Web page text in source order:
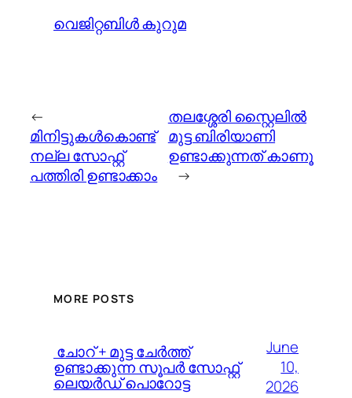
വെജിറ്റബിള്‍ കുറുമ
←
മിനിട്ടുകള്‍കൊണ്ട്
നല്ല സോഫ്റ്റ്‌
പത്തിരി ഉണ്ടാക്കാം
തലശ്ശേരി സ്റ്റൈലില്‍
മുട്ട ബിരിയാണി
ഉണ്ടാക്കുന്നത്‌ കാണൂ
→
MORE POSTS
️ ചോറ് + മുട്ട ചേർത്ത്
ഉണ്ടാക്കുന്ന സൂപർ സോഫ്റ്റ്
ലെയർഡ് പൊറോട്ട
June
10,
2026